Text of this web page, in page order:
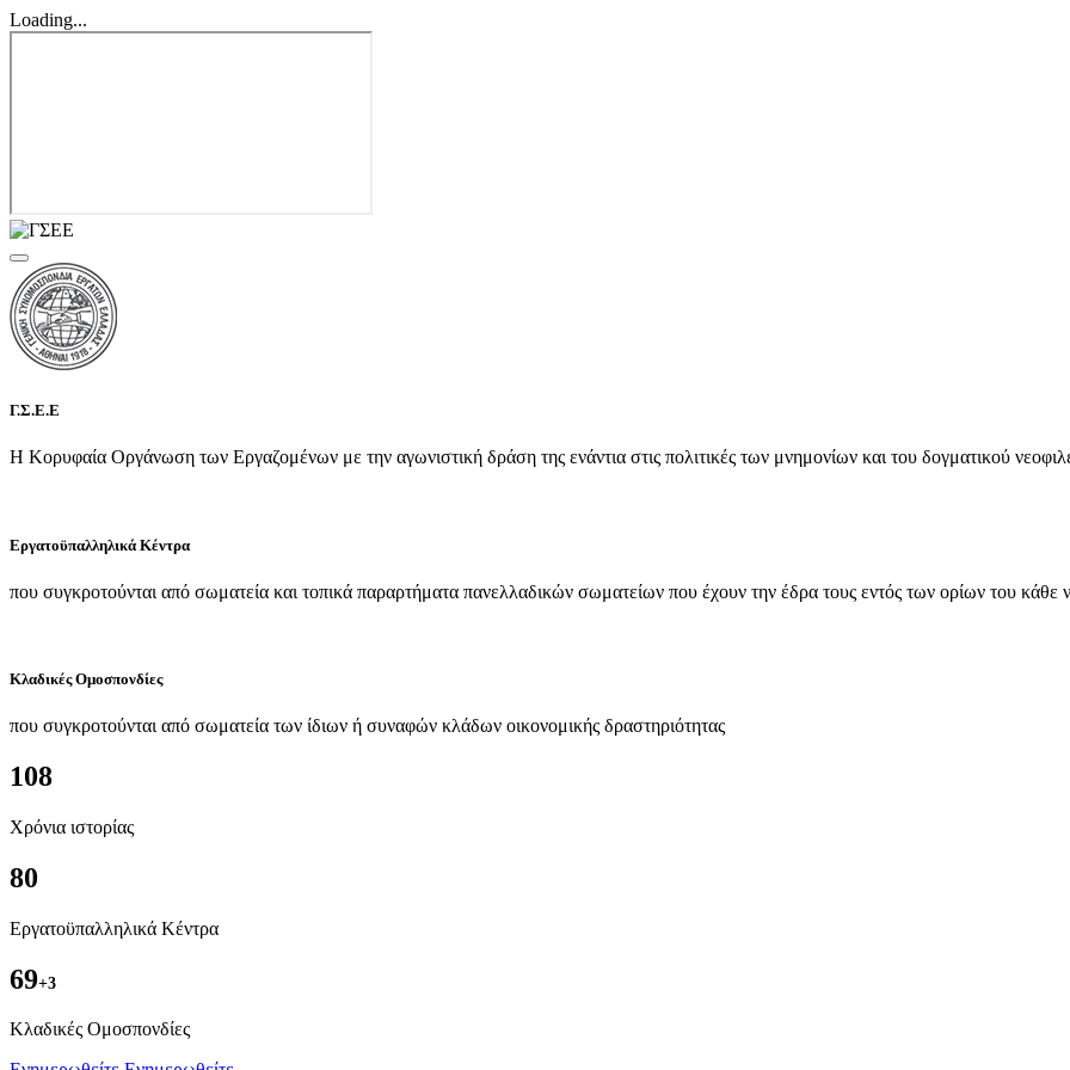
Loading...
Γ.Σ.Ε.Ε
Η Κορυφαία Οργάνωση των Εργαζομένων με την αγωνιστική δράση της ενάντια στις πολιτικές των μνημονίων και του δογματικού
Εργατοϋπαλληλικά Κέντρα
που συγκροτούνται από σωματεία και τοπικά παραρτήματα πανελλαδικών σωματείων που έχουν την έδρα τους εντός των ορίων του κάθε
Κλαδικές Ομοσπονδίες
που συγκροτούνται από σωματεία των ίδιων ή συναφών κλάδων οικονομικής δραστηριότητας
108
Χρόνια ιστορίας
80
Εργατοϋπαλληλικά Κέντρα
69+3
Kλαδικές Ομοσπονδίες